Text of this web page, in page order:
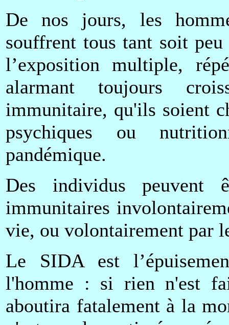
De nos jours, les
souffrent tous tant soit peu
l’exposition multiple,
alarmant toujours
immunitaire, qu'ils soient
psychiques ou
pandémique.
Des individus peuvent
immunitaires
vie, ou volontairement par
Le SIDA est
l'homme : si rien n'est
aboutira fatalement à la